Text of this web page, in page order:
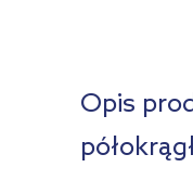
Opis